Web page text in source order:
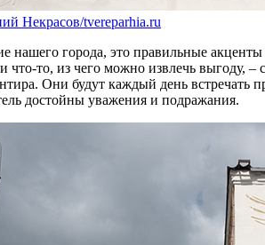
Некрасов/tvereparhia.ru
нашего города, это правильные
что-то, из чего можно извлечь выгоду,
Они будут каждый день
достойны уважения и подражания.